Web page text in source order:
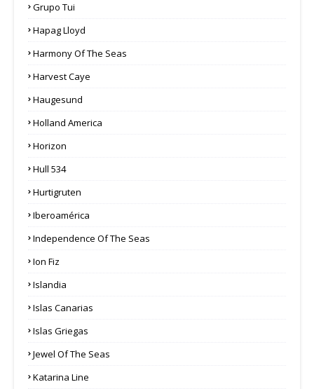
Grupo Tui
Hapag Lloyd
Harmony Of The Seas
Harvest Caye
Haugesund
Holland America
Horizon
Hull 534
Hurtigruten
Iberoamérica
Independence Of The Seas
Ion Fiz
Islandia
Islas Canarias
Islas Griegas
Jewel Of The Seas
Katarina Line